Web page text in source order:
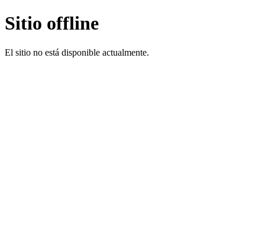
Sitio offline
El sitio no está disponible actualmente.